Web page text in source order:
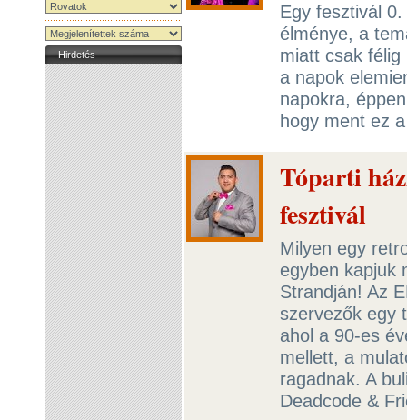
Hirdetés
Egy fesztivál
élménye, a
miatt csak
a napok
napokra,
hogy ment ez
Tóparti
fesztivál
Milyen egy
egyben kapjuk
Strandján! Az
szervezők egy
ahol a 90-es
mellett, a
ragadnak. A
Deadcode &